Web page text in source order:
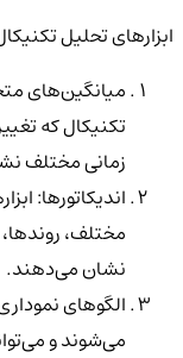
ابزارهای تحلیل تکنیکال
میانگین‌های
تکنیکال که
زمانی مختلف
اندیکاتورها:
مختلف، روندها،
نشان می‌دهند.
الگوهای
می‌شوند و